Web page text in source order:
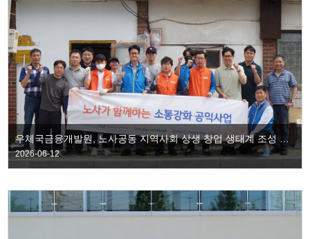
우체국금융개발원, 노사공동 지역사회 상생 창업 생태계 조성 협약 체결
2026-06-12